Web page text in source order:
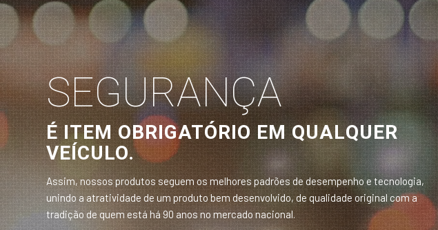
SEGURANÇA
É ITEM OBRIGATÓRIO EM QUALQUER
VEÍCULO.
Assim, nossos produtos seguem os melhores padrões de desempenho e tecnologia,
unindo a atratividade de um produto bem desenvolvido, de qualidade original com a
tradição de quem está há 90 anos no mercado nacional.